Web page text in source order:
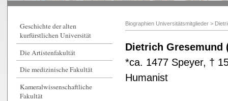
Geschichte der alten
kurfürstlichen Universität
Die Artistenfakultät
Die medizinische Fakultät
Kameralwissenschaftliche
Fakultät
Biographien Universitätsmitglieder >
Dietrich Gresemund
*ca. 1477 Speyer, †
Humanist